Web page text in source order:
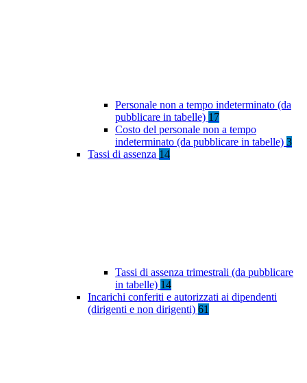
Personale non a tempo indeterminato (da
pubblicare in tabelle) 17
Costo del personale non a tempo
indeterminato (da pubblicare in tabelle) 3
Tassi di assenza 14
Tassi di assenza trimestrali (da pubblicare
in tabelle) 14
Incarichi conferiti e autorizzati ai dipendenti
(dirigenti e non dirigenti) 61